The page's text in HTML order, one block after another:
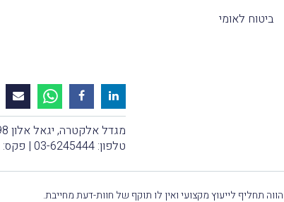
ביטוח לאומי
מגדל אלקטרה, יגאל אלון 98, תל-אביב 6789141
טלפון: 03-6245444 | פקס: 03-6245999
תחליף לייעוץ מקצועי ואין לו תוקף של חוות-דעת מחייבת.